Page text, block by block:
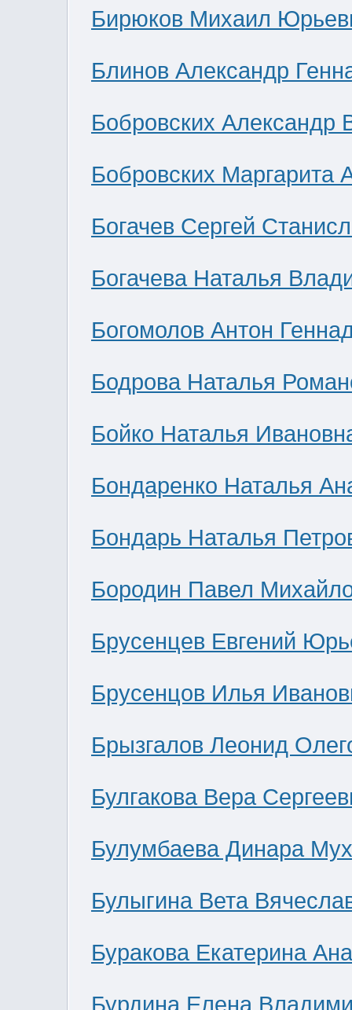
Бирюков Михаил
Блинов Александр
Бобровских Александр
Бобровских Маргарита
Богачев Сергей
Богачева Наталья
Богомолов Антон
Бодрова Наталья
Бойко Наталья
Бондаренко Наталья
Бондарь Наталья
Бородин Павел
Брусенцев Евгений
Брусенцов Илья
Брызгалов Леонид
Булгакова Вера
Булумбаева Динара
Булыгина Вета
Буракова Екатерина
Бурдина Елена